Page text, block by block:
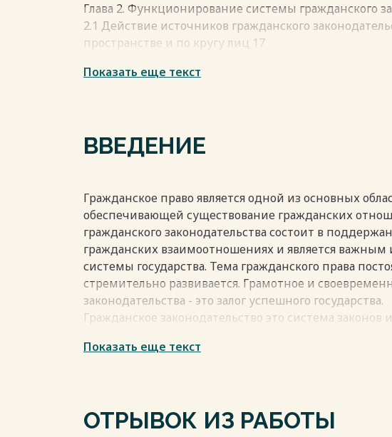
Глава 2. Функционирование системы гражданского
2.1 Действие источников гражданского
пространстве и по кругу лиц 17
законодательства 24
Показать еще текст
ВВЕДЕНИЕ
Гражданское право является одной из основных
обеспечивающей существование гражданских
гражданского законодательства состоит в
гражданских взаимоотношениях и является
системы государства. Тема гражданского права
стремительно развивается. Грамотное и
законодательства - это залог успешного государства.
Гражданское законодательство это система
продолжает развиваться, существует множество
Важность данной отрасли права состоит в том, что
Показать еще текст
ОТРЫВОК ИЗ РАБОТЫ